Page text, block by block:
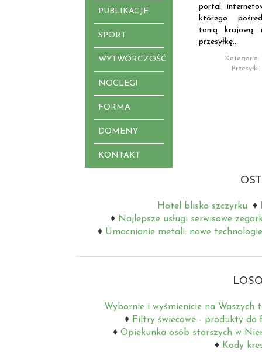
PUBLIKACJE
SPORT
WYTWÓRCZOŚĆ
NOCLEGI
FORMA
DOMENY
KONTAKT
portal
którego
tanią krajową i
przesyłkę...
Kategoria:
Przesyłki
Hotel blisko szczyrku
Najlepsze usługi serwisowe
Umacnianie metali: nowe
Wybornie i wyśmienicie na Waszych
Filtry świecowe - produkty do
Opiekunka osób starszych w
Kody